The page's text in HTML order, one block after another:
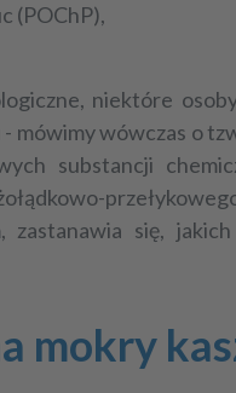
(POChP),
niektóre
mówimy wówczas o
substancji
zastanawia się, jakich
mokry